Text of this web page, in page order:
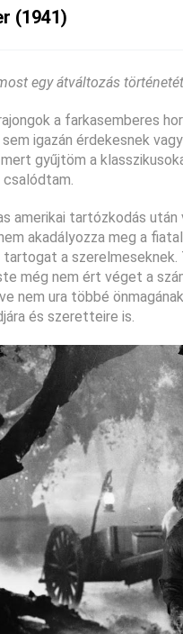
(1941)
egy átváltozás
a farkasemberes
igazán érdekesnek
gyűjtöm a
amerikai tartózkodás
akadályozza meg a
a
még nem ért véget a
nem ura többé
és szeretteire is.